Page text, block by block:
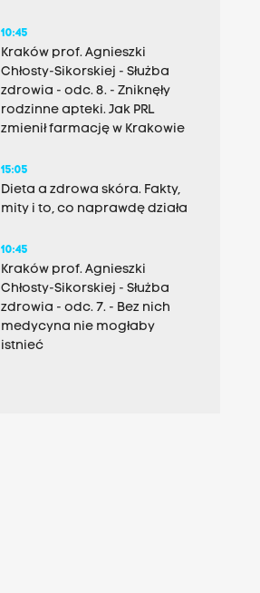
10:45
Kraków prof. Agnieszki
Chłosty-Sikorskiej - Służba
zdrowia - odc. 8. - Zniknęły
rodzinne apteki. Jak PRL
zmienił farmację w Krakowie
15:05
Dieta a zdrowa skóra. Fakty,
mity i to, co naprawdę działa
10:45
Kraków prof. Agnieszki
Chłosty-Sikorskiej - Służba
zdrowia - odc. 7. - Bez nich
medycyna nie mogłaby
istnieć